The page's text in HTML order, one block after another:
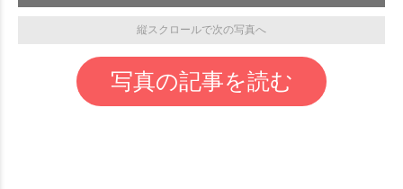
縦スクロールで次の写真へ
写真の記事を読む